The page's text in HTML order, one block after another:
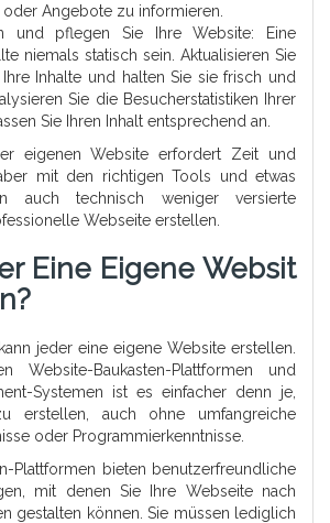
oder Angebote zu informieren.
und pflegen Sie Ihre Website: Eine
niemals statisch sein. Aktualisieren Sie
Inhalte und halten Sie sie frisch und
Sie die Besucherstatistiken Ihrer
Sie Ihren Inhalt entsprechend an.
eigenen Website erfordert Zeit und
mit den richtigen Tools und etwas
auch technisch weniger versierte
Webseite erstellen.
Eine Eigene Websit
jeder eine eigene Website erstellen.
Website-Baukasten-Plattformen und
Systemen ist es einfacher denn je,
erstellen, auch ohne umfangreiche
oder Programmierkenntnisse.
Plattformen bieten benutzerfreundliche
mit denen Sie Ihre Webseite nach
gestalten können. Sie müssen lediglich